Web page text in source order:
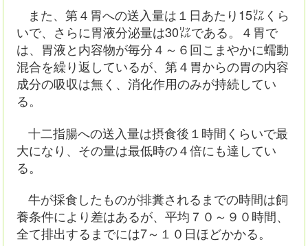
また、第４胃への送入量は１日あたり15㍑くら
いで、さらに胃液分泌量は30㍑である。４胃で
は、胃液と内容物が毎分４～６回こまやかに蠕動
混合を繰り返しているが、第４胃からの胃の内容
成分の吸収は無く、消化作用のみが持続してい
る。
十二指腸への送入量は摂食後１時間くらいで最
大になり、その量は最低時の４倍にも達してい
る。
牛が採食したものが排糞されるまでの時間は飼
養条件により差はあるが、平均７０～９０時間、
全て排出するまでには7～１０日ほどかかる。